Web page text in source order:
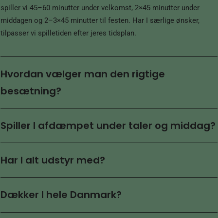
spiller vi 45–60 minutter under velkomst, 2×45 minutter under
middagen og 2–3×45 minutter til festen. Har I særlige ønsker,
tilpasser vi spilletiden efter jeres tidsplan.
Hvordan vælger man den rigtige
besætning?
Spiller I afdæmpet under taler og middag?
Har I alt udstyr med?
Dækker I hele Danmark?